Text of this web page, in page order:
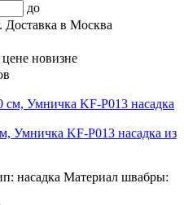
до
Доставка в Москва
цене новизне
Умничка KF-P013 насадка из
насадка Материал швабры: